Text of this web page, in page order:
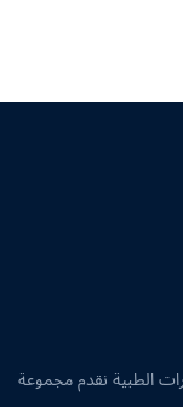
الطبية نقدم مجموعة